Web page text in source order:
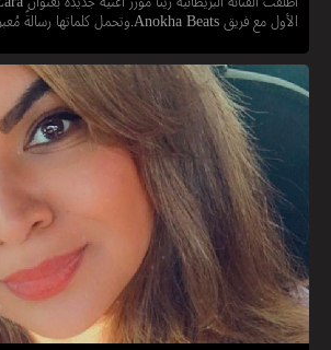
الأول مع فريق Anokha Beats.وتحمل كلماتها رسالةً مُعبر...